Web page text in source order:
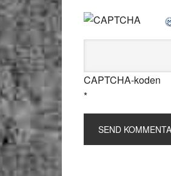
CAPTCHA-koden
*